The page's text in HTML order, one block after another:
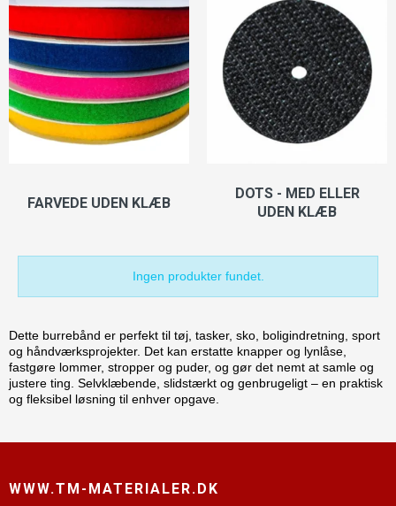
FARVEDE UDEN KLÆB
DOTS - MED ELLER
UDEN KLÆB
Ingen produkter fundet.
Dette burrebånd er perfekt til tøj, tasker, sko, boligindretning, sport
og håndværksprojekter. Det kan erstatte knapper og lynlåse,
fastgøre lommer, stropper og puder, og gør det nemt at samle og
justere ting. Selvklæbende, slidstærkt og genbrugeligt – en praktisk
og fleksibel løsning til enhver opgave.
WWW.TM-MATERIALER.DK